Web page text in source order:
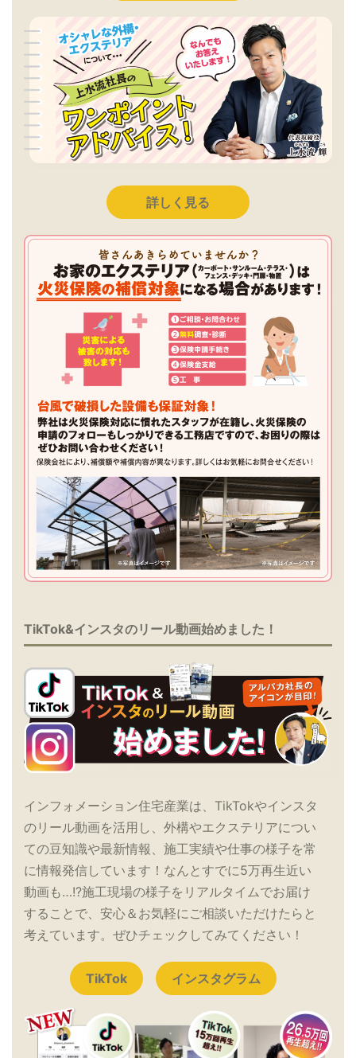
詳しく見る
TikTok&インスタのリール動画始めました！
インフォメーション住宅産業は、TikTokやインスタ
のリール動画を活用し、外構やエクステリアについ
ての豆知識や最新情報、施工実績や仕事の様子を常
に情報発信しています！なんとすでに5万再生近い
動画も…!?施工現場の様子をリアルタイムでお届け
することで、安心＆お気軽にご相談いただけたらと
考えています。ぜひチェックしてみてください！
TikTok インスタグラム